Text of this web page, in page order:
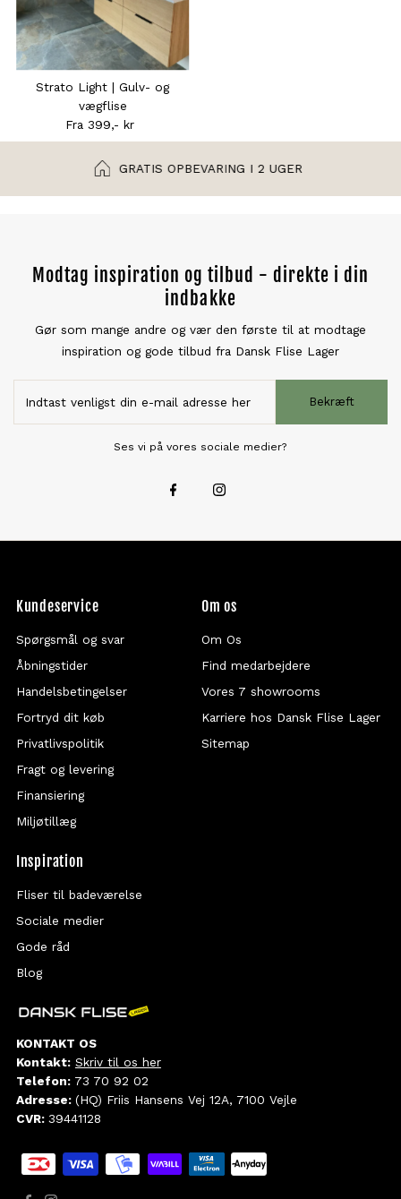
Strato Light | Gulv- og
vægflise
Normal
pris
Fra 399,- kr
GRATIS OPBEVARING I 2 UGER
Modtag inspiration og tilbud - direkte i din
indbakke
Gør som mange andre og vær den første til at modtage
inspiration og gode tilbud fra Dansk Flise Lager
Bekræft
Ses vi på vores sociale medier?
Kundeservice
Spørgsmål og svar
Åbningstider
Handelsbetingelser
Fortryd dit køb
Privatlivspolitik
Fragt og levering
Finansiering
Miljøtillæg
Om os
Om Os
Find medarbejdere
Vores 7 showrooms
Karriere hos Dansk Flise Lager
Sitemap
Inspiration
Fliser til badeværelse
Sociale medier
Gode råd
Blog
KONTAKT OS
Kontakt: Skriv til os her
Telefon: 73 70 92 02
Adresse: (HQ) Friis Hansens Vej 12A, 7100 Vejle
CVR: 39441128